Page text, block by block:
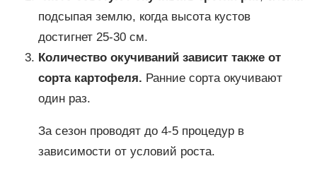
подсыпая землю, когда высота кустов
достигнет 25-30 см.
Количество окучиваний зависит также от
сорта картофеля. Ранние сорта окучивают
один раз.
За сезон проводят до 4-5 процедур в
зависимости от условий роста.